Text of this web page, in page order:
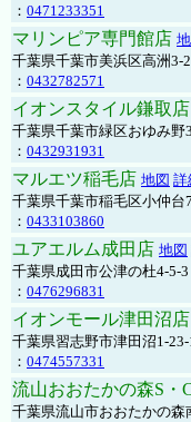
： 0471233351
マリンピア専門館店
千葉県千葉市美浜区高洲3-
： 0432782571
イオンスタイル鎌取店
千葉県千葉市緑区おゆみ
： 0432931931
マルエツ稲毛店 地図 詳
千葉県千葉市稲毛区小仲台
： 0433103860
ユアエルム成田店 地図
千葉県成田市公津の杜4-
： 0476296831
イオンモール津田沼店
千葉県習志野市津田沼1-
： 0474557331
流山おおたかの森S・
千葉県流山市おおたかの森